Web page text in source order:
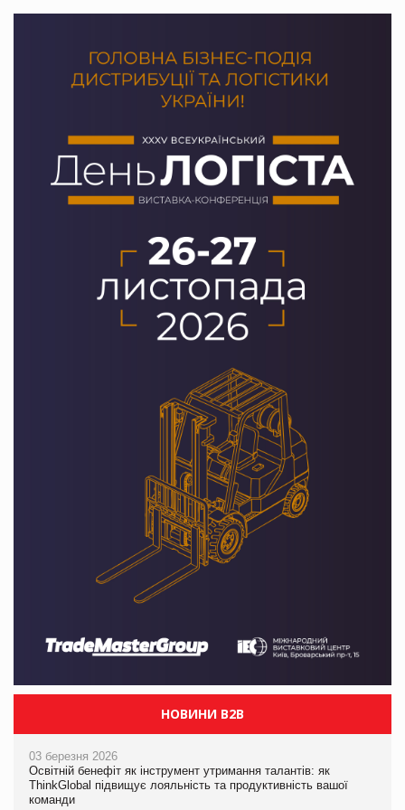
НОВИНИ B2B
03 березня 2026
Освітній бенефіт як інструмент утримання талантів: як
ThinkGlobal підвищує лояльність та продуктивність вашої
команди